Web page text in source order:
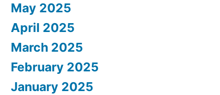
May 2025
April 2025
March 2025
February 2025
January 2025